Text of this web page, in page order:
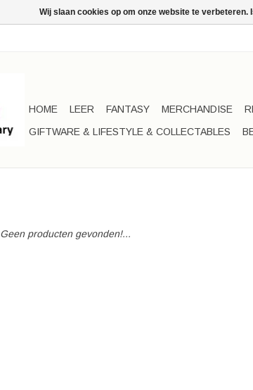
HOME LEER FANTASY MERCHANDISE
GIFTWARE & LIFESTYLE & COLLECTABLES
Geen producten gevonden!...
Wij slaan cookies op om onze website te verbeteren.